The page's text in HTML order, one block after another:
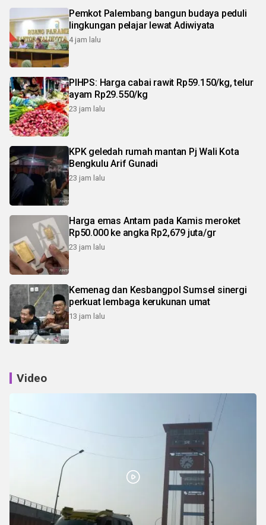
Pemkot Palembang bangun budaya peduli
lingkungan pelajar lewat Adiwiyata
4 jam lalu
PIHPS: Harga cabai rawit Rp59.150/kg, telur
ayam Rp29.550/kg
23 jam lalu
KPK geledah rumah mantan Pj Wali Kota
Bengkulu Arif Gunadi
23 jam lalu
Harga emas Antam pada Kamis meroket
Rp50.000 ke angka Rp2,679 juta/gr
23 jam lalu
Kemenag dan Kesbangpol Sumsel sinergi
perkuat lembaga kerukunan umat
13 jam lalu
Video